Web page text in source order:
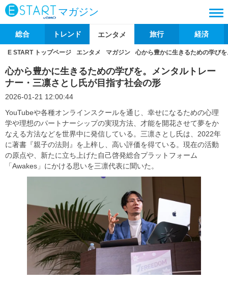
マガジン
総合 トレンド エンタメ 旅行 経済
E START トップページ エンタメ マガジン 心から豊かに生きるための学び
​​心から豊かに生きるための学びを。メンタルトレー
ナー・三凛さとし氏が目指す社会の形​
2026-01-21 12:00:44
​​YouTubeや各種オンラインスクールを通じ、幸せになるための心理
学や理想のパートナーシップの実現方法、才能を開花させて夢をか
なえる方法などを世界中に発信している。三凛さとし氏は、2022年
に著書『親子の法則』を上梓し、高い評価を得ている。現在の活動
の原点や、新たに立ち上げた自己啓発総合プラットフォーム
「Awakes」にかける思いを三凛代表に聞いた。​